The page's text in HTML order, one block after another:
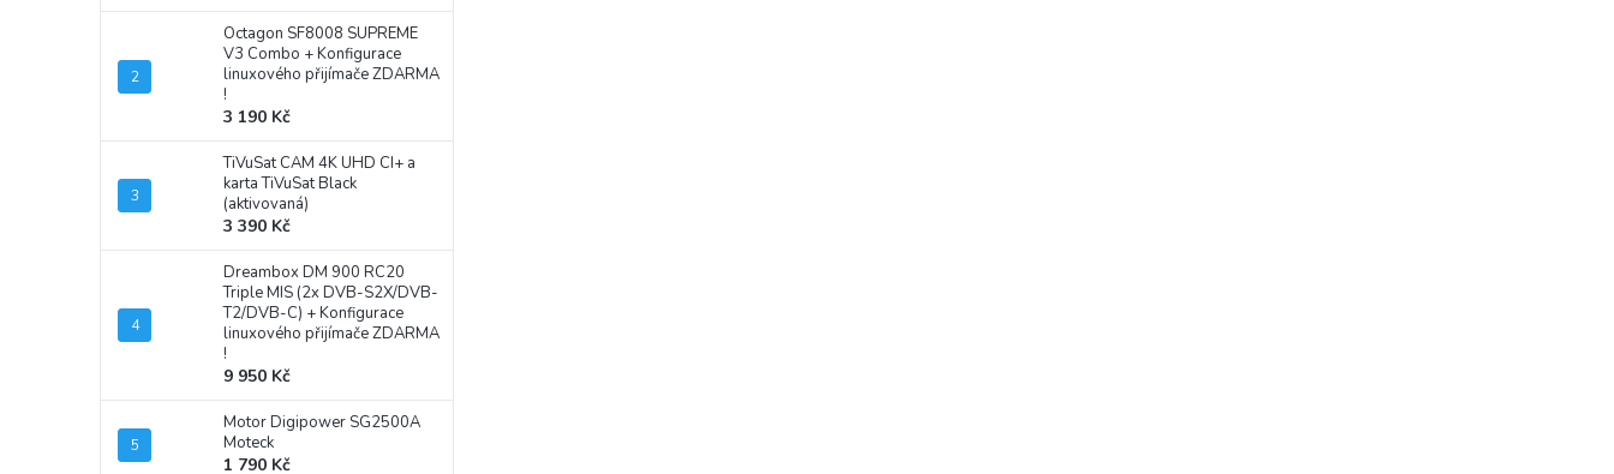
Octagon SF8008 SUPREME
V3 Combo + Konfigurace
linuxového přijímače ZDARMA
!
3 190 Kč
TiVuSat CAM 4K UHD CI+ a
karta TiVuSat Black
(aktivovaná)
3 390 Kč
Dreambox DM 900 RC20
Triple MIS (2x DVB-S2X/DVB-
T2/DVB-C) + Konfigurace
linuxového přijímače ZDARMA
!
9 950 Kč
Motor Digipower SG2500A
Moteck
1 790 Kč